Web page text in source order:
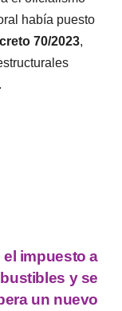
había puesto
70/2023,
el impuesto a
y se
un nuevo